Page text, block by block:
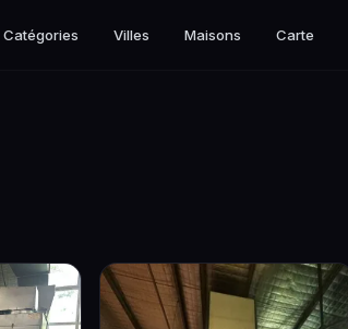
Catégories Villes Maisons Carte